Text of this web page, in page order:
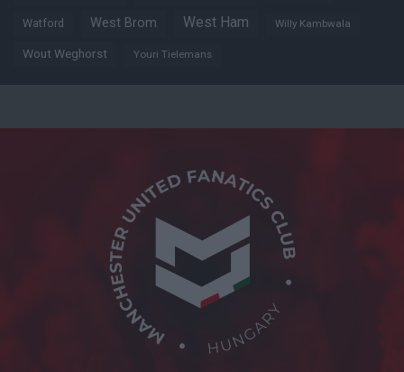
Watford West Brom West Ham Willy Kambwala
Wout Weghorst Youri Tielemans